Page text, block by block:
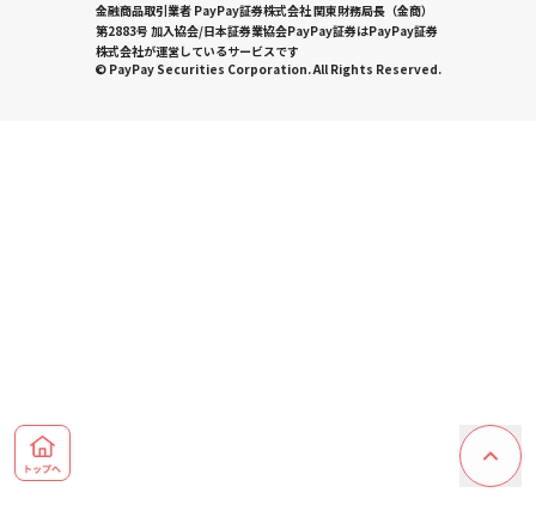
金融商品取引業者 PayPay証券株式会社 関東財務局長（金商）
第2883号 加入協会/日本証券業協会PayPay証券はPayPay証券
株式会社が運営しているサービスです
© PayPay Securities Corporation. All Rights Reserved.